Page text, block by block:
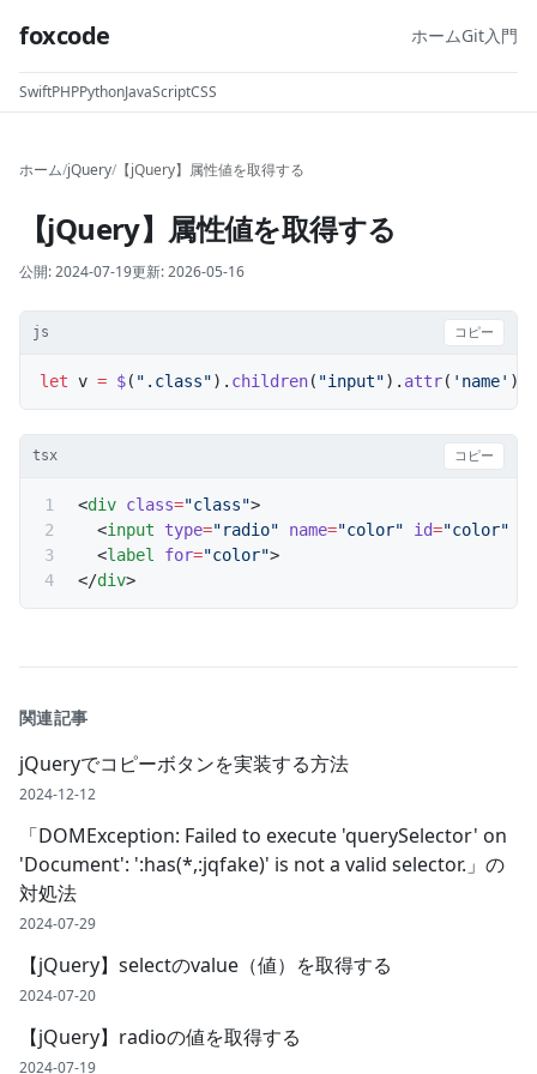
foxcode ホームGit入門
SwiftPHPPythonJavaScriptCSS
ホーム/jQuery/ 【jQuery】属性値を取得する
【jQuery】属性値を取得する
公開:2024-07-19更新:2026-05-16
js コピー
let v = $( ".class"). children( "input"). attr( 'name' );
tsx コピー
<div class="class">
  <
input type="radio" name="color" id="color"
  <
label for="color">
</div>
関連記事
jQueryでコピーボタンを実装する方法
2024-12-12
「DOMException: Failed to execute 'querySelector' on
'Document': ':has(*,:jqfake)' is not a valid selector.」の
対処法
2024-07-29
【jQuery】selectのvalue（値）を取得する
2024-07-20
【jQuery】radioの値を取得する
2024-07-19